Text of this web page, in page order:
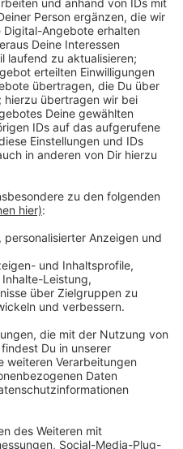
Ursula Heinen-Esser
Verbraucherzentrale,
verspätete Flüge,
Anschlussflüge
Die Daten für Flüge
und
eine Mail
für die entsprechende